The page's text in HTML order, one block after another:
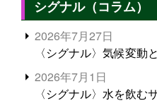
シグナル（コラム）
2026年7月27日
〈シグナル〉気候変動
2026年7月1日
〈シグナル〉水を飲む